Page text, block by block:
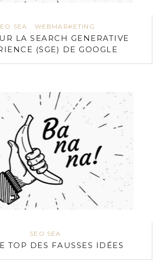
SEA WEBMARKETING
LA SEARCH GENERATIVE
(SGE) DE GOOGLE
SEO SEA
TOP DES FAUSSES IDÉES